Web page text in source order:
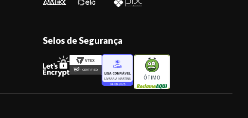
Selos de Segurança
ÓTIMO